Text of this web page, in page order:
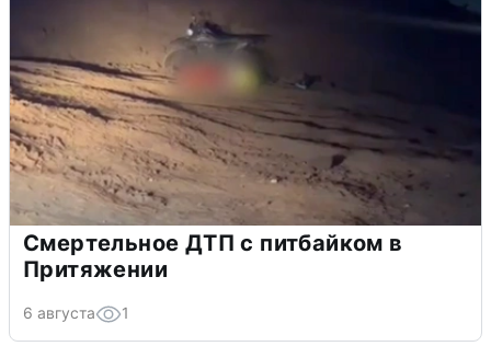
Смертельное ДТП с питбайком в
Притяжении
6 августа 1